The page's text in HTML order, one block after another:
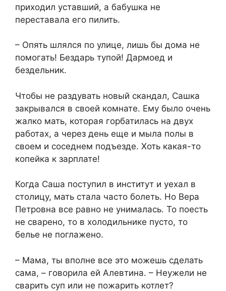
приходил уставший, а бабушка не
переставала его пилить.
– Опять шлялся по улице, лишь бы дома не
помогать! Бездарь тупой! Дармоед и
бездельник.
Чтобы не раздувать новый скандал, Сашка
закрывался в своей комнате. Ему было очень
жалко мать, которая горбатилась на двух
работах, а через день еще и мыла полы в
своем и соседнем подъезде. Хоть какая-то
копейка к зарплате!
Когда Саша поступил в институт и уехал в
столицу, мать стала часто болеть. Но Вера
Петровна все равно не унималась. То поесть
не сварено, то в холодильнике пусто, то
белье не поглажено.
– Мама, ты вполне все это можешь сделать
сама, – говорила ей Алевтина. – Неужели не
сварить суп или не пожарить котлет?